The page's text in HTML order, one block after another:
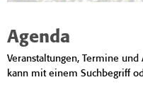
Agenda
Veranstaltungen, Termine
kann mit einem Suchbegriff